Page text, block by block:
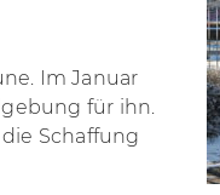
Im Januar
für ihn.
die Schaffung